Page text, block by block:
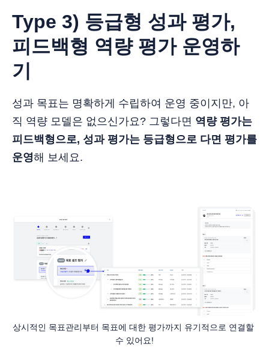
Type 3) 등급형 성과 평가,
피드백형 역량 평가 운영하
기
성과 목표는 명확하게 수립하여 운영 중이지만, 아
직 역량 모델은 없으신가요? 그렇다면 역량 평가는
피드백형으로, 성과 평가는 등급형으로 다면 평가를
운영해 보세요.
상시적인 목표관리부터 목표에 대한 평가까지 유기적으로 연결할
수 있어요!